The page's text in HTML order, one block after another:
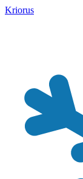
Kriorus